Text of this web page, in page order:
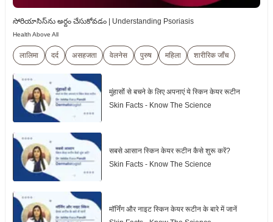
సోరియాసిస్‌ను అర్థం చేసుకోవడం | Understanding Psoriasis
Health Above All
लालिमा दर्द असहजता वेलनेस पुरुष महिला शारीरिक जाँच
मुंहासोंं से बचने के लिए अपनाएं ये स्किन केयर रूटीन
Skin Facts - Know The Science
सबसे आसान स्किन केयर रूटीन कैसे शुरू करें?
Skin Facts - Know The Science
मॉर्निंग और नाइट स्किन केयर रूटीन के बारे में जानें